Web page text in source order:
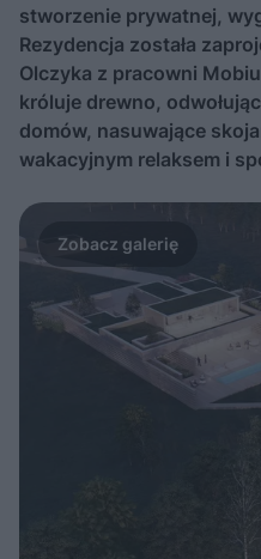
stworzenie prywatnej,
Rezydencja została
Olczyka z pracowni
króluje drewno,
domów, nasuwające
wakacyjnym relaksem i